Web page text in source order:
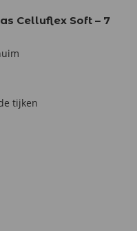
Celluflex Soft – 7
tijken